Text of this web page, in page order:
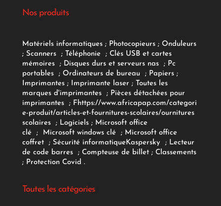
Nos produits
Matériels informatiques; Photocopieurs; Onduleurs
; Scanners ; Téléphonie ; Clés USB et cartes
mémoires
; Disques durs et serveurs nas ; Pc
portables
; Ordinateurs de bureau ; Papiers;
Imprimantes;Imprimante laser; Toutes les
marques d'imprimantes
; Pièces détachées pour
imprimantes
; Fhttps://www.africapap.com/categori
e-produit/articles-et-fournitures-scolaires/ournitures
scolaires; Logiciels ; Microsoft office
clé
; Microsoft windows clé; Microsoft office
coffret ; Sécurité informatiqueKaspersky ; Lecteur
de code barres
; Compteuse de billet; Classements
; Protection Covid .
Toutes les catégories